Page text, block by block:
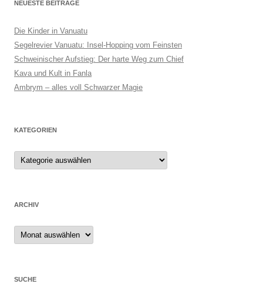
NEUESTE BEITRÄGE
Die Kinder in Vanuatu
Segelrevier Vanuatu: Insel-Hopping vom Feinsten
Schweinischer Aufstieg: Der harte Weg zum Chief
Kava und Kult in Fanla
Ambrym – alles voll Schwarzer Magie
KATEGORIEN
ARCHIV
Archiv
SUCHE